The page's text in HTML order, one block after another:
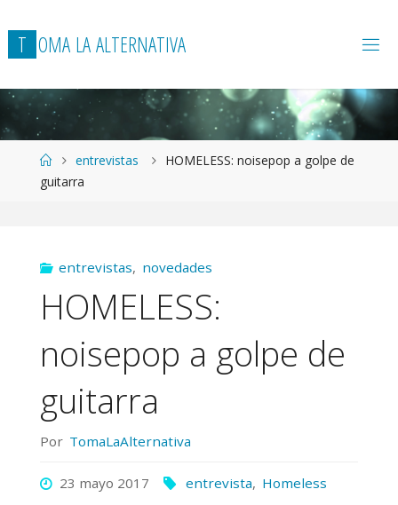
T OMA LAALTERNATIVA
Página
de
entrevistas
HOMELESS: noisepop a golpe de
guitarra
entrevistas, novedades
HOMELESS:
noisepop a golpe de
guitarra
Por TomaLaAlternativa
23 mayo 2017 entrevista, Homeless